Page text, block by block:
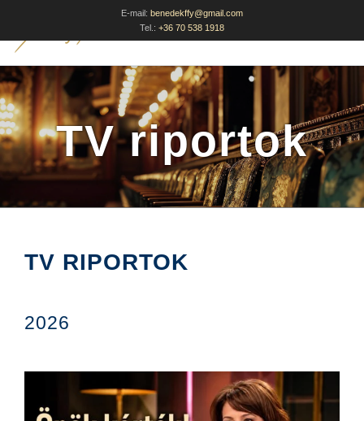
E-mail: benedekffy@gmail.com
Tel.: +36 70 538 1918
TV riportok
TV RIPORTOK
2026